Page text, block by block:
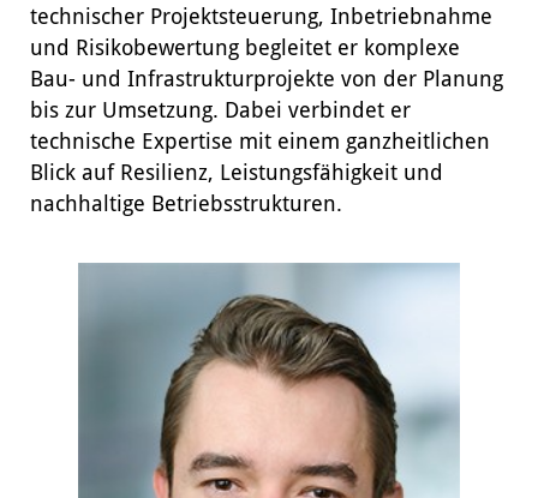
technischer Projektsteuerung, Inbetriebnahme
und Risikobewertung begleitet er komplexe
Bau- und Infrastrukturprojekte von der Planung
bis zur Umsetzung. Dabei verbindet er
technische Expertise mit einem ganzheitlichen
Blick auf Resilienz, Leistungsfähigkeit und
nachhaltige Betriebsstrukturen.